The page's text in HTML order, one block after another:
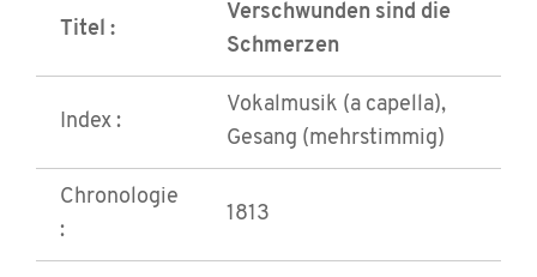
Titel :
Verschwunden sind die
Schmerzen
Index :
Vokalmusik (a capella),
Gesang (mehrstimmig)
Chronologie
:
1813